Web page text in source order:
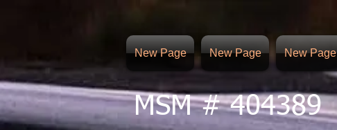
New Page New Page New Page
MSM # 404389